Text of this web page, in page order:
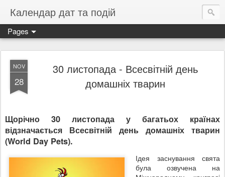
Календар дат та подій
Pages
NOV
28
30 листопада - Всесвітній день
домашніх тварин
Щорічно 30 листопада у багатьох країнах
відзначається Всесвітній день домашніх тварин
(World Day Pets).
Ідея заснування свята
була озвучена на